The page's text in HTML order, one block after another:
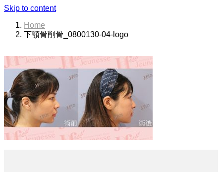
Skip to content
Home
下顎骨削骨_0800130-04-logo